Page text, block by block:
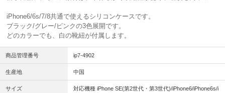
iPhone6/6s/7/8共通で使えるシリコンケースです。
ブラック/グレー/ピンクの3色展開です。
どのカラーでも、白の靴紐が付属します。
商品管理番号 ip7-4902
生産地 中国
サイズ
対応機種 iPhone SE(第2世代・第3世代)/iPhone6/iPhone6s/i